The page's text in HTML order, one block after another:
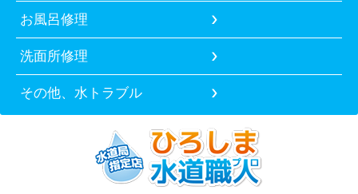
お風呂修理
洗面所修理
その他、水トラブル